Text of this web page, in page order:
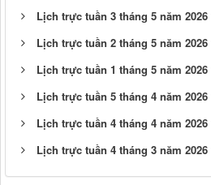
Lịch trực tuần 3 tháng 5 năm 2026
Lịch trực tuần 2 tháng 5 năm 2026
Lịch trực tuần 1 tháng 5 năm 2026
Lịch trực tuần 5 tháng 4 năm 2026
Lịch trực tuần 4 tháng 4 năm 2026
Lịch trực tuần 4 tháng 3 năm 2026